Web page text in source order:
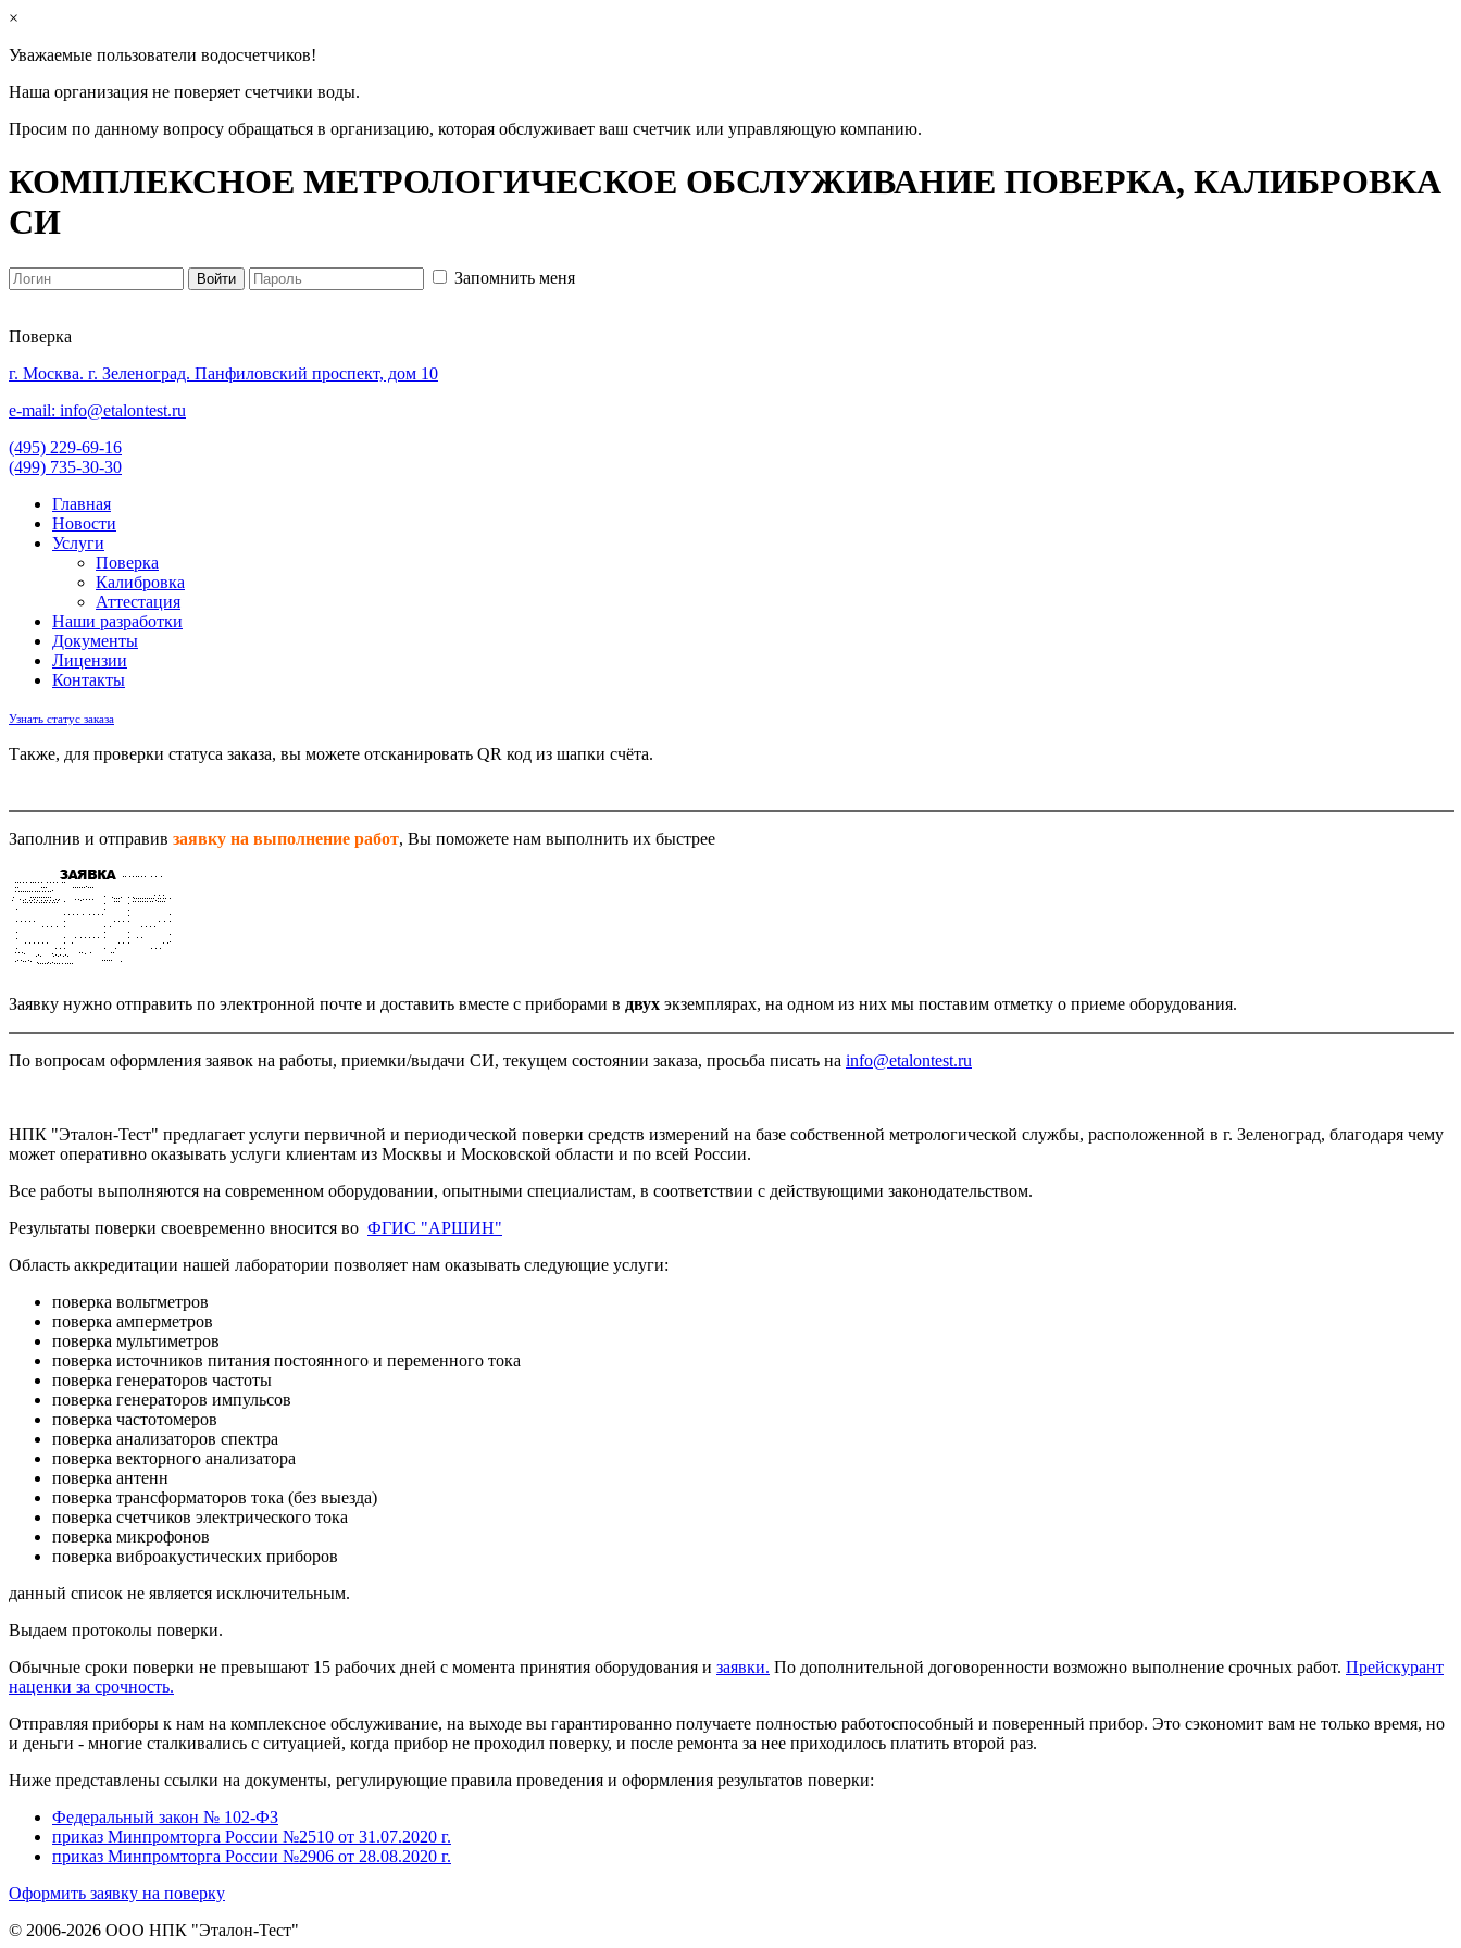
×
Уважаемые пользователи водосчетчиков!
Наша организация не поверяет счетчики воды.
Просим по данному вопросу обращаться в организацию, которая обслуживает ваш счетчик или управляющую компанию.
КОМПЛЕКСНОЕ МЕТРОЛОГИЧЕСКОЕ ОБСЛУЖИВАНИЕ ПОВЕРКА, КАЛИБРОВКА
СИ
Запомнить меня
Поверка
г. Москва. г. Зеленоград. Панфиловский проспект, дом 10
e-mail: info@etalontest.ru
(495) 229-69-16
(499) 735-30-30
Главная
Новости
Услуги
Поверка
Калибровка
Аттестация
Наши разработки
Документы
Лицензии
Контакты
Узнать статус заказа
Также, для проверки статуса заказа, вы можете отсканировать QR код из шапки счёта.
Заполнив и отправив заявку на выполнение работ, Вы поможете нам выполнить их быстрее
Заявку нужно отправить по электронной почте и доставить вместе с приборами в двух экземплярах, на одном из них мы поставим отметку о приеме оборудования.
По вопросам оформления заявок на работы, приемки/выдачи СИ, текущем состоянии заказа, просьба писать на info@etalontest.ru
НПК "Эталон-Тест" предлагает услуги первичной и периодической поверки средств измерений на базе собственной метрологической службы, расположенной в г. Зеленоград, благодаря чему
может оперативно оказывать услуги клиентам из Москвы и Московской области и по всей России.
Все работы выполняются на современном оборудовании, опытными специалистам, в соответствии с действующими законодательством.
Результаты поверки своевременно вносится во ФГИС "АРШИН"
Область аккредитации нашей лаборатории позволяет нам оказывать следующие услуги:
поверка вольтметров
поверка амперметров
поверка мультиметров
поверка источников питания постоянного и переменного тока
поверка генераторов частоты
поверка генераторов импульсов
поверка частотомеров
поверка анализаторов спектра
поверка векторного анализатора
поверка антенн
поверка трансформаторов тока (без выезда)
поверка счетчиков электрического тока
поверка микрофонов
поверка виброакустических приборов
данный список не является исключительным.
Выдаем протоколы поверки.
Обычные сроки поверки не превышают 15 рабочих дней с момента принятия оборудования и заявки. По дополнительной договоренности возможно выполнение срочных работ. Прейскурант
наценки за срочность.
Отправляя приборы к нам на комплексное обслуживание, на выходе вы гарантированно получаете полностью работоспособный и поверенный прибор. Это сэкономит вам не только время, но
и деньги - многие сталкивались с ситуацией, когда прибор не проходил поверку, и после ремонта за нее приходилось платить второй раз.
Ниже представлены ссылки на документы, регулирующие правила проведения и оформления результатов поверки:
Федеральный закон № 102-ФЗ
приказ Минпромторга России №2510 от 31.07.2020 г.
приказ Минпромторга России №2906 от 28.08.2020 г.
Оформить заявку на поверку
© 2006-2026 ООО НПК "Эталон-Тест"